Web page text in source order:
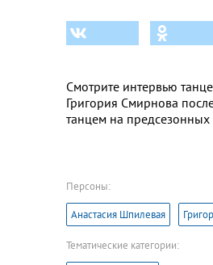
Смотрите интервью
Григория Смирнова
танцем на
Персоны:
Анастасия Шпилевая
Тематические категории: